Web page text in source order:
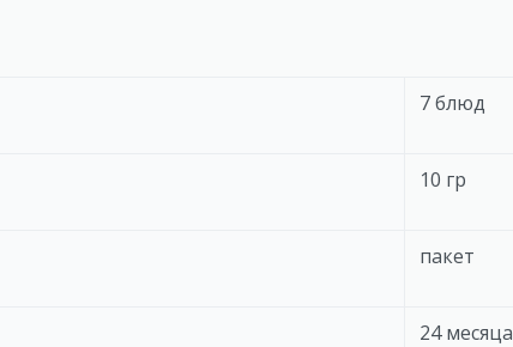
7 блюд
10 гр
пакет
24 месяца